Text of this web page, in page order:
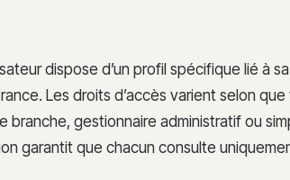
dispose d’un profil spécifique lié à
Les droits d’accès varient selon
branche, gestionnaire administratif ou
garantit que chacun consulte